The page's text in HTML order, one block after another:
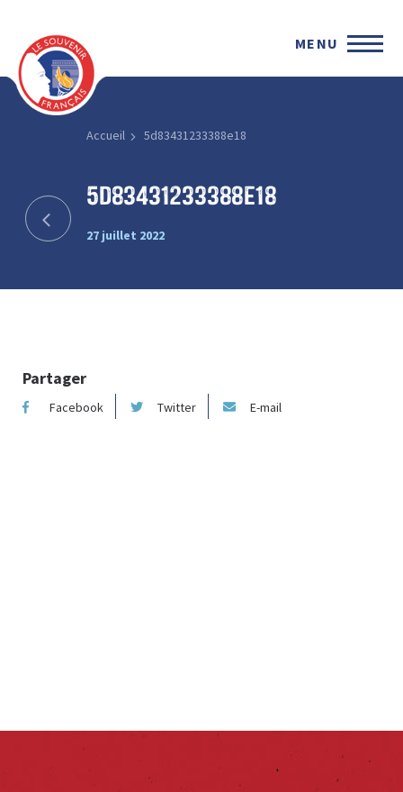
MENU
Accueil 5d83431233388e18
5d83431233388e18
27 juillet 2022
Partager
Facebook Twitter E-mail